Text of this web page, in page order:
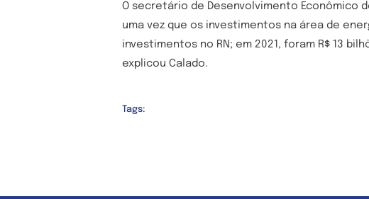
O secretário de Desenvolvimento Econômico
uma vez que os investimentos na área de
investimentos no RN; em 2021, foram R$ 13
explicou Calado.
Tags: